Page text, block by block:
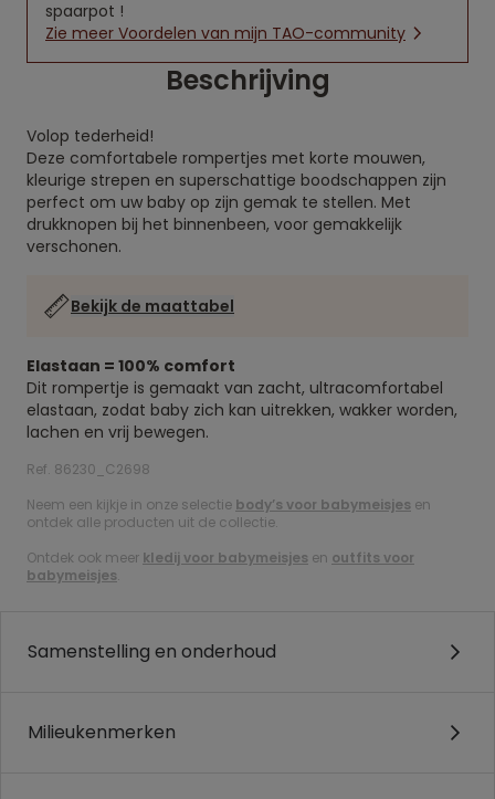
spaarpot !
Zie meer Voordelen van mijn TAO-community
Beschrijving
Volop tederheid!
Deze comfortabele rompertjes met korte mouwen,
kleurige strepen en superschattige boodschappen zijn
perfect om uw baby op zijn gemak te stellen. Met
drukknopen bij het binnenbeen, voor gemakkelijk
verschonen.
Bekijk de maattabel
Elastaan = 100% comfort
Dit rompertje is gemaakt van zacht, ultracomfortabel
elastaan, zodat baby zich kan uitrekken, wakker worden,
lachen en vrij bewegen.
Ref. 86230_C2698
Neem een kijkje in onze selectie body’s voor babymeisjes en
ontdek alle producten uit de collectie.
Ontdek ook meer kledij voor babymeisjes en outfits voor
babymeisjes.
Samenstelling en onderhoud
Milieukenmerken